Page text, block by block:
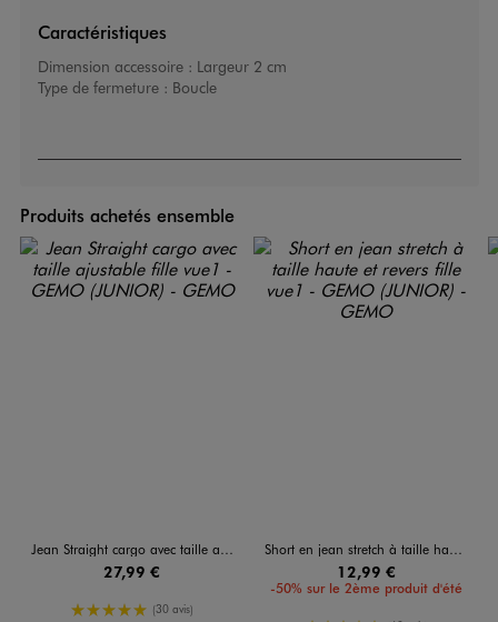
Caractéristiques
Dimension accessoire : Largeur 2 cm
Type de fermeture : Boucle
Produits achetés ensemble
Jean Straight cargo avec taille ajustable fille
27,99 €
5/5 de moyenne
(30 avis)
Short en jean stretch à taille haute et revers fille
12,99 €
-50% sur le 2ème produit d'été